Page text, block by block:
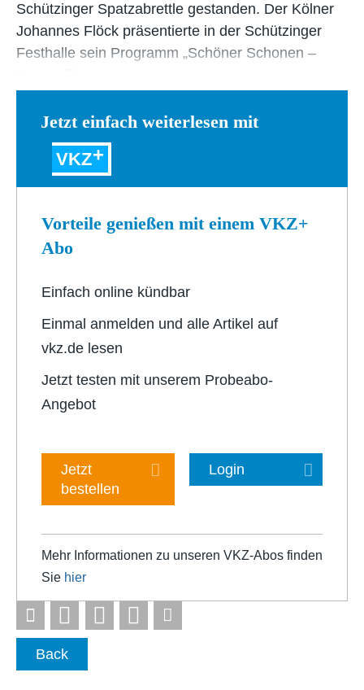
Schützinger Spatzabrettle gestanden. Der Kölner
Johannes Flöck präsentierte in der Schützinger
Festhalle sein Programm „Schöner Schonen –
Jetzt einfach weiterlesen mit
VKZ
Vorteile genießen mit einem VKZ+
Abo
Einfach online kündbar
Einmal anmelden und alle Artikel auf
vkz.de lesen
Jetzt testen mit unserem Probeabo-
Angebot
Jetzt
bestellen
Login
Mehr Informationen zu unseren VKZ-Abos finden
Sie hier
Back